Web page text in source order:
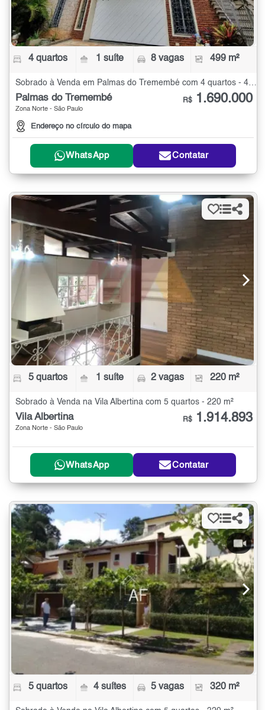
4 quartos 1 suíte 8 vagas 499 m²
Palmas do Tremembé
Zona Norte - São Paulo
Endereço no círculo do mapa
R$ 1.690.000
WhatsApp Contatar
5 quartos 1 suíte 2 vagas 220 m²
Sobrado à Venda na Vila Albertina com 5 quartos - 220 m²
Vila Albertina
Zona Norte - São Paulo
R$ 1.914.893
WhatsApp Contatar
5 quartos 4 suítes 5 vagas 320 m²